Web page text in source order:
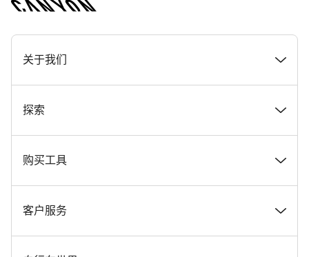
[footer.linksList.title]
关于我们
奖项
在 Canyon 工作
Canyon 新闻发布室
探索
新闻和故事
提示和建议
购买工具
找到您梦寐以求的 Canyon 自行车
客户服务